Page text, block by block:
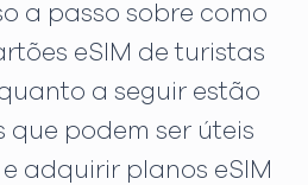
a passo sobre como
eSIM de turistas
a seguir estão
que podem ser úteis
adquirir planos eSIM